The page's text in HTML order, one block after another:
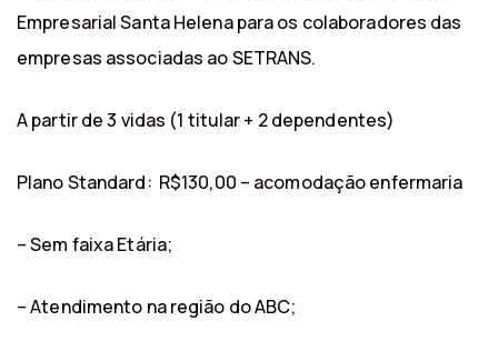
Empresarial Santa Helena para os colaboradores das
empresas associadas ao SETRANS.
A partir de 3 vidas (1 titular + 2 dependentes)
Plano Standard: R$130,00 – acomodação enfermaria
– Sem faixa Etária;
– Atendimento na região do ABC;